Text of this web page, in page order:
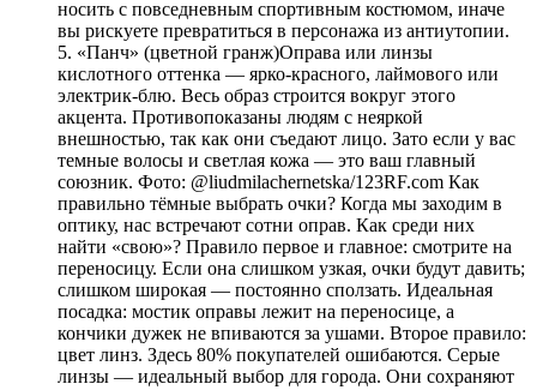
носить с повседневным спортивным костюмом, иначе
вы рискуете превратиться в персонажа из антиутопии.
5. «Панч» (цветной гранж)Оправа или линзы
кислотного оттенка — ярко-красного, лаймового или
электрик-блю. Весь образ строится вокруг этого
акцента. Противопоказаны людям с неяркой
внешностью, так как они съедают лицо. Зато если у вас
темные волосы и светлая кожа — это ваш главный
союзник. Фото: @liudmilachernetska/123RF.com Как
правильно тёмные выбрать очки? Когда мы заходим в
оптику, нас встречают сотни оправ. Как среди них
найти «свою»? Правило первое и главное: смотрите на
переносицу. Если она слишком узкая, очки будут давить;
слишком широкая — постоянно сползать. Идеальная
посадка: мостик оправы лежит на переносице, а
кончики дужек не впиваются за ушами. Второе правило:
цвет линз. Здесь 80% покупателей ошибаются. Серые
линзы — идеальный выбор для города. Они сохраняют